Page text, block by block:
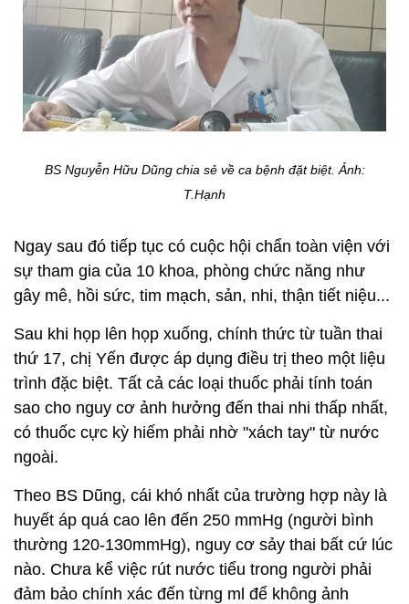
BS Nguyễn Hữu Dũng chia sẻ về ca bệnh đặt biệt. Ảnh:
T.Hạnh
Ngay sau đó tiếp tục có cuộc hội chẩn toàn viện với
sự tham gia của 10 khoa, phòng chức năng như
gây mê, hồi sức, tim mạch, sản, nhi, thận tiết niệu...
Sau khi họp lên họp xuống, chính thức từ tuần thai
thứ 17, chị Yến được áp dụng điều trị theo một liệu
trình đặc biệt. Tất cả các loại thuốc phải tính toán
sao cho nguy cơ ảnh hưởng đến thai nhi thấp nhất,
có thuốc cực kỳ hiếm phải nhờ "xách tay" từ nước
ngoài.
Theo BS Dũng, cái khó nhất của trường hợp này là
huyết áp quá cao lên đến 250 mmHg (người bình
thường 120-130mmHg), nguy cơ sảy thai bất cứ lúc
nào. Chưa kể việc rút nước tiểu trong người phải
đảm bảo chính xác đến từng ml để không ảnh